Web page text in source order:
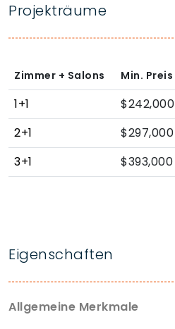
Projekträume
Zimmer + Salons Min. Preis
1+1 $242,000
2+1
$297,000
3+1
$393,000
Eigenschaften
Allgemeine Merkmale